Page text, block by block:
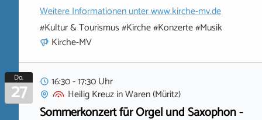
Weitere Informationen unterwww.kirche-mv.de
#Kultur & Tourismus #Kirche #Konzerte #Musik
Kirche-MV
Do.
27
16:30 - 17:30 Uhr
Heilig KreuzinWaren (Müritz)
Sommerkonzert für Orgel und Saxophon -